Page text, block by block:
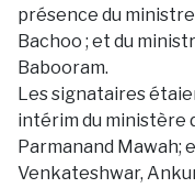
présence du
Bachoo ; et du
Babooram.
Les signataires
intérim du ministère
Parmanand Mawah;
Venkateshwar,